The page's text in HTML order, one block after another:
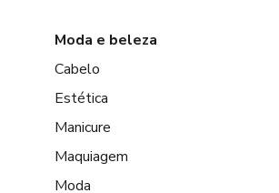
Moda e beleza
Cabelo
Estética
Manicure
Maquiagem
Moda